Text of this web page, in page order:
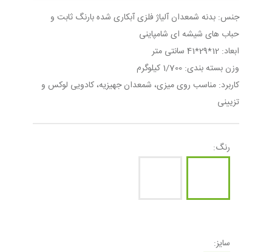
جنس: بدنه شمعدان آلیاژ فلزی آبکاری شده بارنگ ثابت و
حباب های شیشه ای شامپاینی
ابعاد: 12*29*41 سانتی متر
وزن بسته بندی: 1/700 کیلوگرم
کاربرد: مناسب روی میزی، شمعدان جهیزیه، کادویی لوکس و
تزیینی
رنگ:
سایز: